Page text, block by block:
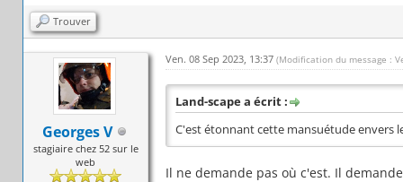
Trouver
Georges V
stagiaire chez 52 sur le
web
Ven. 08 Sep 2023, 13:37 (Modification du message :
Land-scape a écrit :
C'est étonnant cette mansuétude envers
Il ne demande pas où c'est. Il